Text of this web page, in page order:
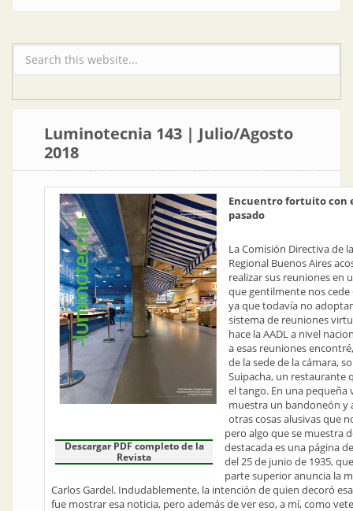
Formulario de búsqueda
Luminotecnia 143 | Julio/Agosto
2018
Descargar PDF completo de la
Revista
Encuentro fortuito con
pasado
La Comisión Directiva de
Regional Buenos Aires
realizar sus reuniones en
que gentilmente nos cede
ya que todavía no
sistema de reuniones
hace la AADL a nivel
a esas reuniones
de la sede de la cámara,
Suipacha, un restaurante
el tango. En una pequeña
muestra un bandoneón y
otras cosas alusivas que
pero algo que se muestra
destacada es una página
del 25 de junio de 1935,
parte superior anuncia la
Carlos Gardel. Indudablemente, la intención de quien decoró
fue mostrar esa noticia, pero además de ver eso, a mí, como